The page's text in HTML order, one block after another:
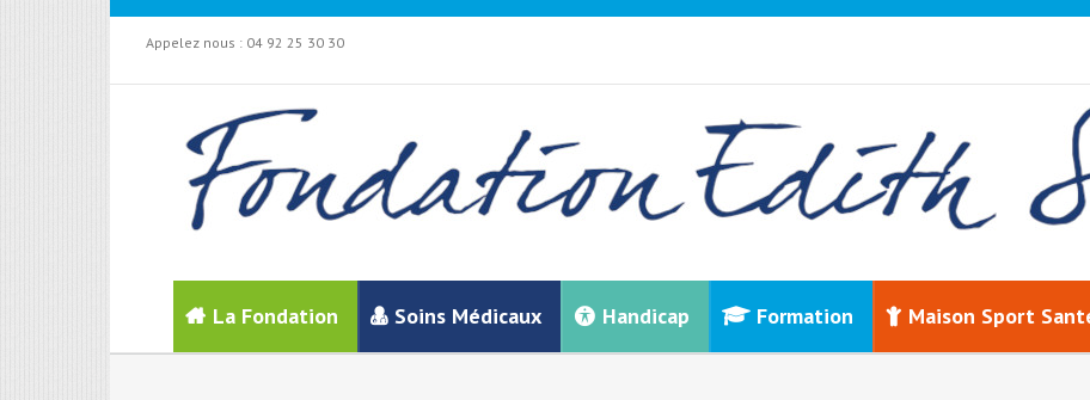
Appelez nous : 04 92 25 30 30
La Fondation Soins Médicaux Handicap Formation Maison Sport